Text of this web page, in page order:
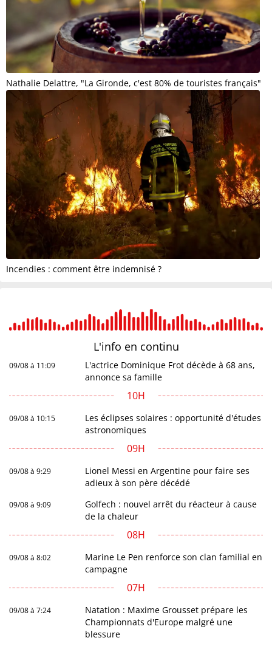
Nathalie Delattre, "La Gironde, c'est 80% de touristes français"
Incendies : comment être indemnisé ?
L'info en continu
09/08 à 11:09
L'actrice Dominique Frot décède à 68 ans,
annonce sa famille
10H
09/08 à 10:15
Les éclipses solaires : opportunité d'études
astronomiques
09H
09/08 à 9:29
Lionel Messi en Argentine pour faire ses
adieux à son père décédé
09/08 à 9:09
Golfech : nouvel arrêt du réacteur à cause
de la chaleur
08H
09/08 à 8:02
Marine Le Pen renforce son clan familial en
campagne
07H
09/08 à 7:24
Natation : Maxime Grousset prépare les
Championnats d'Europe malgré une
blessure